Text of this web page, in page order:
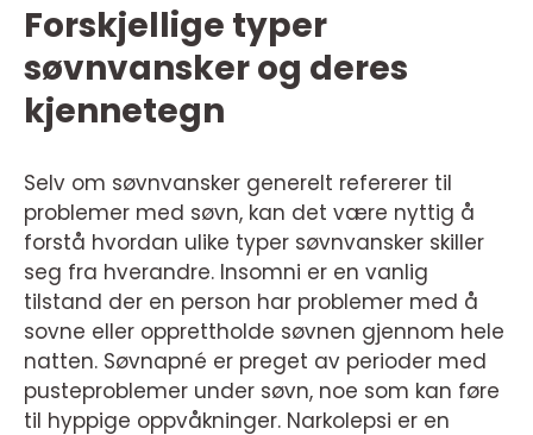
Forskjellige typer
søvnvansker og deres
kjennetegn
Selv om søvnvansker generelt refererer til
problemer med søvn, kan det være nyttig å
forstå hvordan ulike typer søvnvansker skiller
seg fra hverandre. Insomni er en vanlig
tilstand der en person har problemer med å
sovne eller opprettholde søvnen gjennom hele
natten. Søvnapné er preget av perioder med
pusteproblemer under søvn, noe som kan føre
til hyppige oppvåkninger. Narkolepsi er en